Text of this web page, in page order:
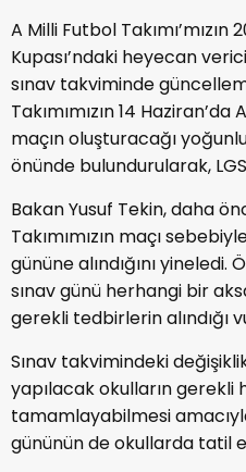
A Milli Futbol Takımı’mızın
Kupası’ndaki heyecan
sınav takviminde
Takımımızın 14
maçın oluşturacağı
önünde bulundurularak,
Bakan Yusuf Tekin, daha
Takımımızın maçı
gününe alındığını
sınav günü herhangi bir
gerekli tedbirlerin alındığı
Sınav takvimindeki
yapılacak okulların gerekli
tamamlayabilmesi
gününün de okullarda tatil